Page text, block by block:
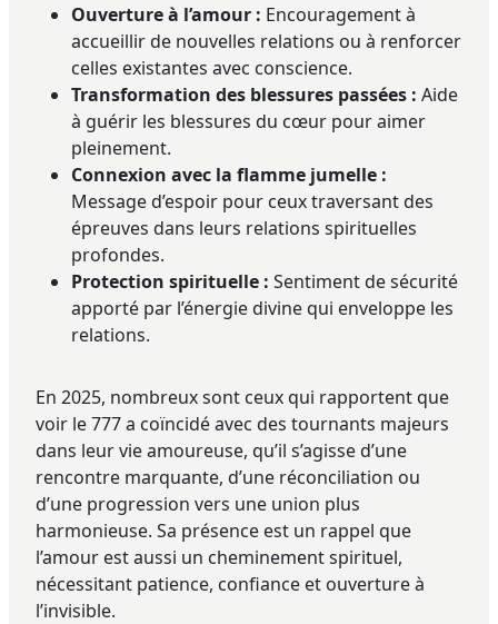
Ouverture à l’amour : Encouragement à
accueillir de nouvelles relations ou à renforcer
celles existantes avec conscience.
Transformation des blessures passées : Aide
à guérir les blessures du cœur pour aimer
pleinement.
Connexion avec la flamme jumelle :
Message d’espoir pour ceux traversant des
épreuves dans leurs relations spirituelles
profondes.
Protection spirituelle : Sentiment de sécurité
apporté par l’énergie divine qui enveloppe les
relations.
En 2025, nombreux sont ceux qui rapportent que
voir le 777 a coïncidé avec des tournants majeurs
dans leur vie amoureuse, qu’il s’agisse d’une
rencontre marquante, d’une réconciliation ou
d’une progression vers une union plus
harmonieuse. Sa présence est un rappel que
l’amour est aussi un cheminement spirituel,
nécessitant patience, confiance et ouverture à
l’invisible.